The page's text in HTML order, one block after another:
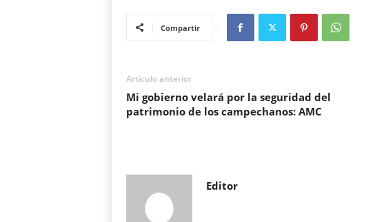
Compartir
Artículo anterior
Mi gobierno velará por la seguridad del
patrimonio de los campechanos: AMC
Editor